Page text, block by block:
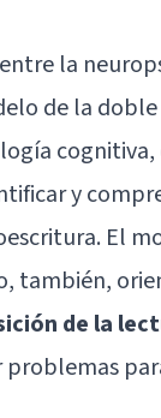
la
de la
y
El
también,
de la
problemas